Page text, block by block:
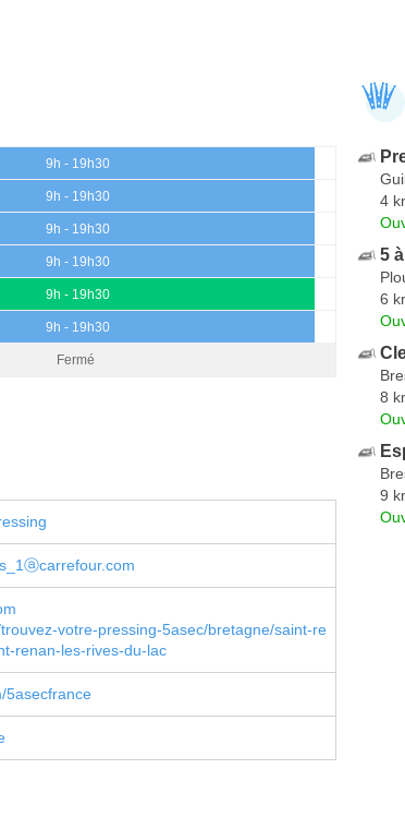
9h - 19h30
9h - 19h30
9h - 19h30
9h - 19h30
9h - 19h30
9h - 19h30
Fermé
votre-pressing-5asec/bretagne/saint-re
renan-les-rives-du-lac
5asecfrance
4
5
6
8
9